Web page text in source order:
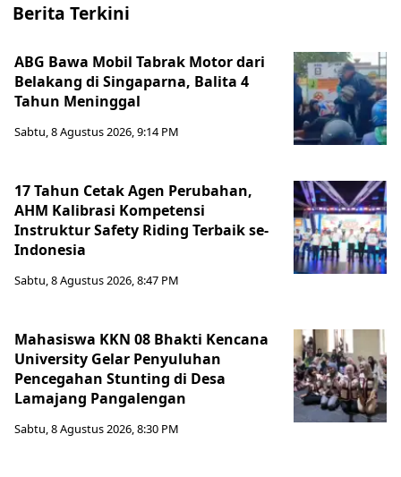
Berita Terkini
ABG Bawa Mobil Tabrak Motor dari
Belakang di Singaparna, Balita 4
Tahun Meninggal
Sabtu, 8 Agustus 2026, 9:14 PM
17 Tahun Cetak Agen Perubahan,
AHM Kalibrasi Kompetensi
Instruktur Safety Riding Terbaik se-
Indonesia
Sabtu, 8 Agustus 2026, 8:47 PM
Mahasiswa KKN 08 Bhakti Kencana
University Gelar Penyuluhan
Pencegahan Stunting di Desa
Lamajang Pangalengan
Sabtu, 8 Agustus 2026, 8:30 PM